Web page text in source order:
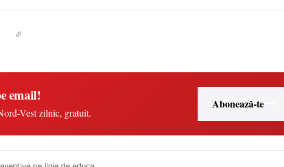
email!
Vest zilnic, gratuit.
Abonează-te